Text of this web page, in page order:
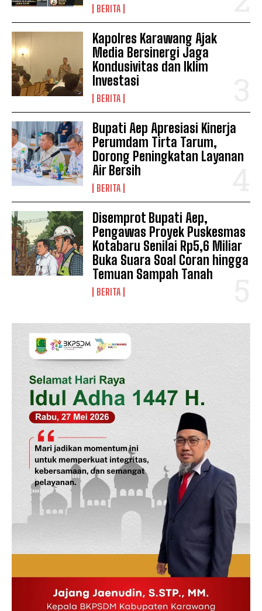
News Week
Magazine PRO
SUBSCRIBE NOW
Company
Kontak Kami
Redaksi
Pedoman Media Siber
Tentang Kami
Indeks Berita
BERITA
Kapolres Karawang Ajak
Media Bersinergi Jaga
Kondusivitas dan Iklim
Investasi
BERITA
Bupati Aep Apresiasi Kinerja
Perumdam Tirta Tarum,
Dorong Peningkatan Layanan
Air Bersih
BERITA
Disemprot Bupati Aep,
Pengawas Proyek Puskesmas
Kotabaru Senilai Rp5,6 Miliar
Buka Suara Soal Coran hingga
Temuan Sampah Tanah
BERITA